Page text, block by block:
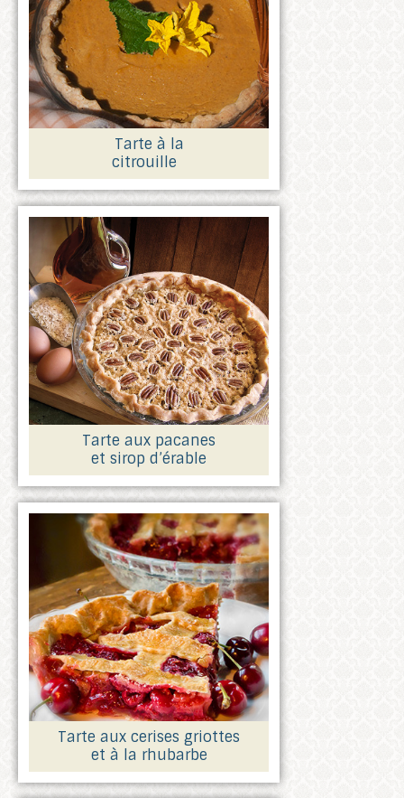
Tarte à la
citrouille
Tarte aux pacanes
et sirop d’érable
Tarte aux cerises griottes
et à la rhubarbe